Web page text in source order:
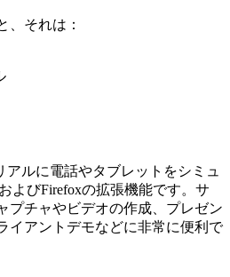
、それは：
アルに電話やタブレットをシミュ
よびFirefoxの拡張機能です。サ
プチャやビデオの作成、プレゼン
イアントデモなどに非常に便利で